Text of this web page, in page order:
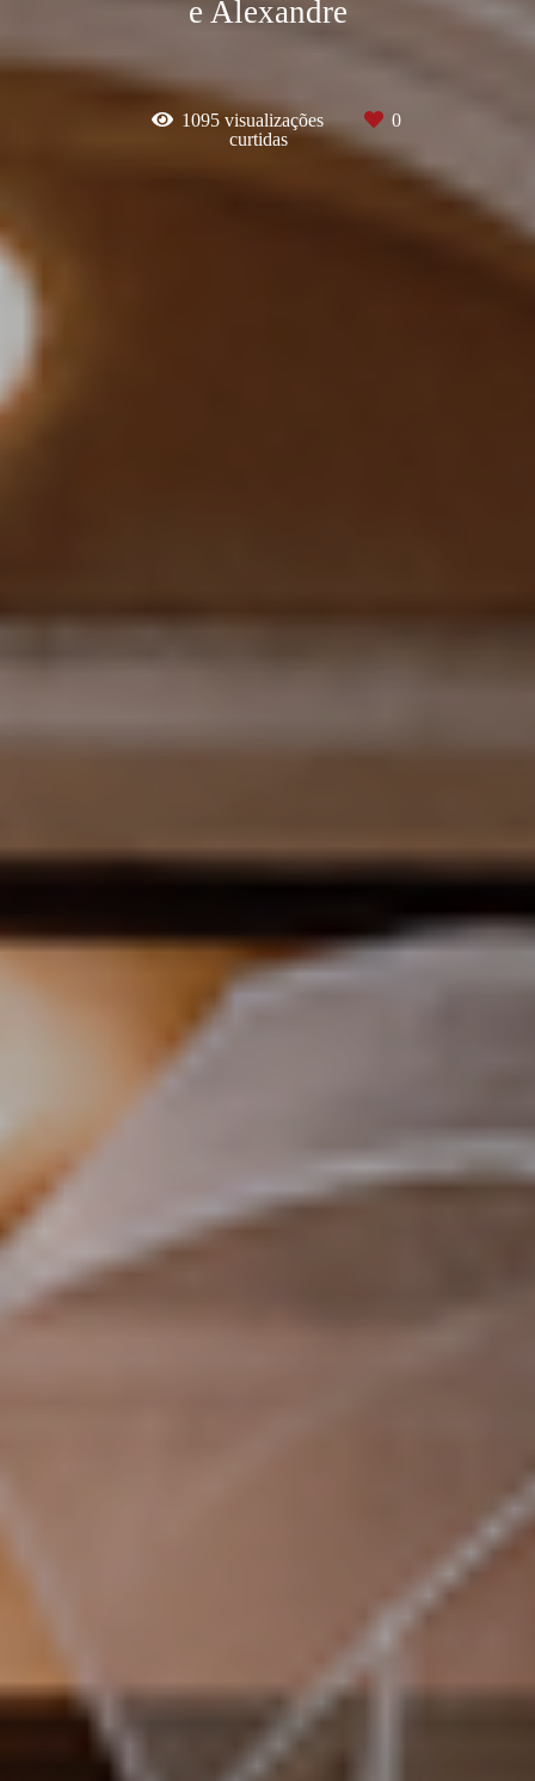
e Alexandre
1095 visualizações
0
curtidas